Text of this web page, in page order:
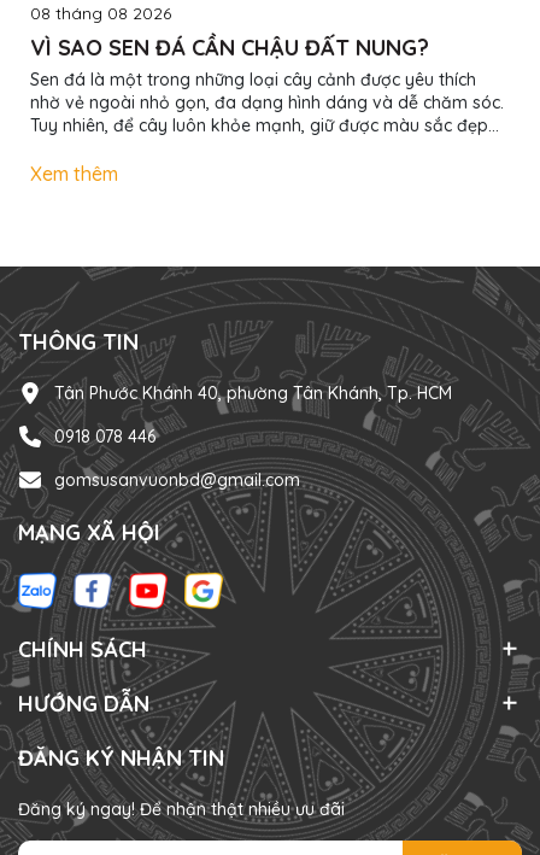
08 tháng 08 2026
VÌ SAO SEN ĐÁ CẦN CHẬU ĐẤT NUNG?
Sen đá là một trong những loại cây cảnh được yêu thích
nhờ vẻ ngoài nhỏ gọn, đa dạng hình dáng và dễ chăm sóc.
Tuy nhiên, để cây luôn khỏe mạnh, giữ được màu sắc đẹp
vai trò rất quan trọng. Trong đó, chậu đất nung luôn là lựa
thông qua thành chậu....
Xem thêm
THÔNG TIN
Tân Phước Khánh 40, phường Tân Khánh, Tp. HCM
0918 078 446
gomsusanvuonbd@gmail.com
MẠNG XÃ HỘI
CHÍNH SÁCH
HƯỚNG DẪN
ĐĂNG KÝ NHẬN TIN
Đăng ký ngay! Để nhận thật nhiều ưu đãi